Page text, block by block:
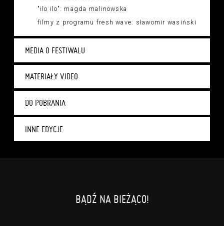
"ilo ilo": magda malinowska
filmy z programu fresh wave: sławomir wasiński
MEDIA O FESTIWALU
MATERIAŁY VIDEO
DO POBRANIA
INNE EDYCJE
BĄDŹ NA BIEŻĄCO!